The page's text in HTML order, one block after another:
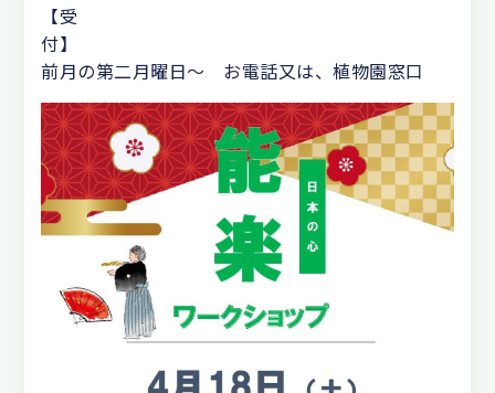
【受
前月の第二月曜日〜 お電話又は、植物園窓口